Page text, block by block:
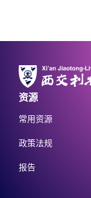
资源
常用资源
政策法规
报告